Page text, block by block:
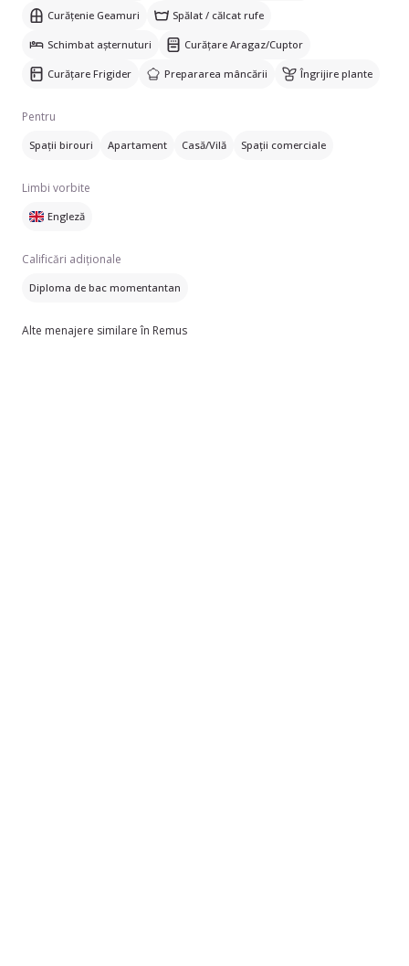
Curățenie Geamuri Spălat / călcat rufe
Schimbat așternuturi Curățare Aragaz/Cuptor
Curățare Frigider Prepararea mâncării Îngrijire plante
Pentru
Spații birouri Apartament Casă/Vilă Spații comerciale
Limbi vorbite
Engleză
Calificări adiționale
Diploma de bac momentantan
Alte menajere similare în Remus